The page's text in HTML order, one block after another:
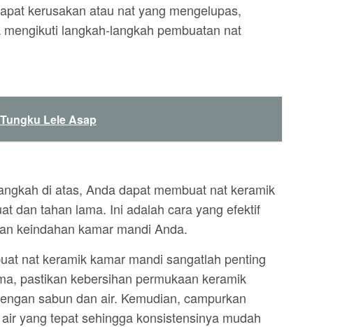
kerusakan atau nat yang mengelupas,
langkah-langkah pembuatan nat
Lele Asap
di atas, Anda dapat membuat nat keramik
dan tahan lama. Ini adalah cara yang efektif
keindahan kamar mandi Anda.
nat keramik kamar mandi sangatlah penting
pastikan kebersihan permukaan keramik
sabun dan air. Kemudian, campurkan
yang tepat sehingga konsistensinya mudah